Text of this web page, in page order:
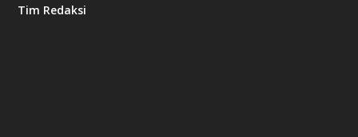
Tim Redaksi